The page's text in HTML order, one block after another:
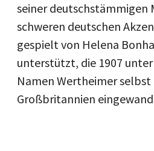
seiner deutschstämmigen
schweren deutschen
gespielt von Helena
unterstützt, die 1907
Namen Wertheimer selbst
Großbritannien